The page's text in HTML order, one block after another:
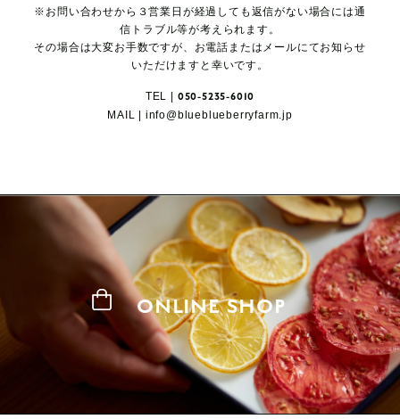
個人情報を取得致します。
2.個人情報の利用について
当社は、個人情報を以下の利用目的の達成に必
要な範囲内で、利用致します。
ます。
（1）登録手続（変更手続、削除手続を含む）
のため
（2）当社が提供するサービスについての情報
提供のため
（3）当社が提供するサービスを受託し、実施
する事業者への情報提供のため
3.個人情報の安全管理について
※お問い合わせから３営業日が経過しても返信がない場合には通
信トラブル等が考えられます。
その場合は大変お手数ですが、お電話またはメールにてお知らせ
いただけますと幸いです。
TEL | 050-5235-6010
MAIL | info@blueblueberryfarm.jp
ONLINE SHOP